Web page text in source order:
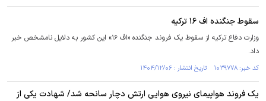
سقوط جنگنده اف ۱۶ ترکیه
وزارت دفاع ترکیه از سقوط یک فروند جنگنده «اف ۱۶» این کشور به دلایل نامشخص خبر
داد.
کد خبر: ۱۰۳۹۷۷۸ تاریخ انتشار : ۱۴۰۴/۱۲/۰۶
یک فروند هواپیمای نیروی هوایی ارتش دچار سانحه شد/ شهادت یکی از